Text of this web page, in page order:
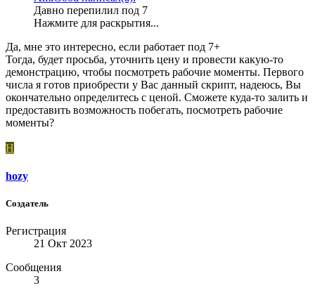
Давно перепилил под 7
Нажмите для раскрытия...
Да, мне это интересно, если работает под 7+
Тогда, будет просьба, уточнить цену и провести какую-то
демонстрацию, чтобы посмотреть рабочие моменты. Первого
числа я готов приобрести у Вас данный скрипт, надеюсь, Вы
окончательно определитесь с ценой. Сможете куда-то залить и
предоставить возможность побегать, посмотреть рабочие
моменты?
H
hozy
Создатель
Регистрация
21 Окт 2023
Сообщения
3